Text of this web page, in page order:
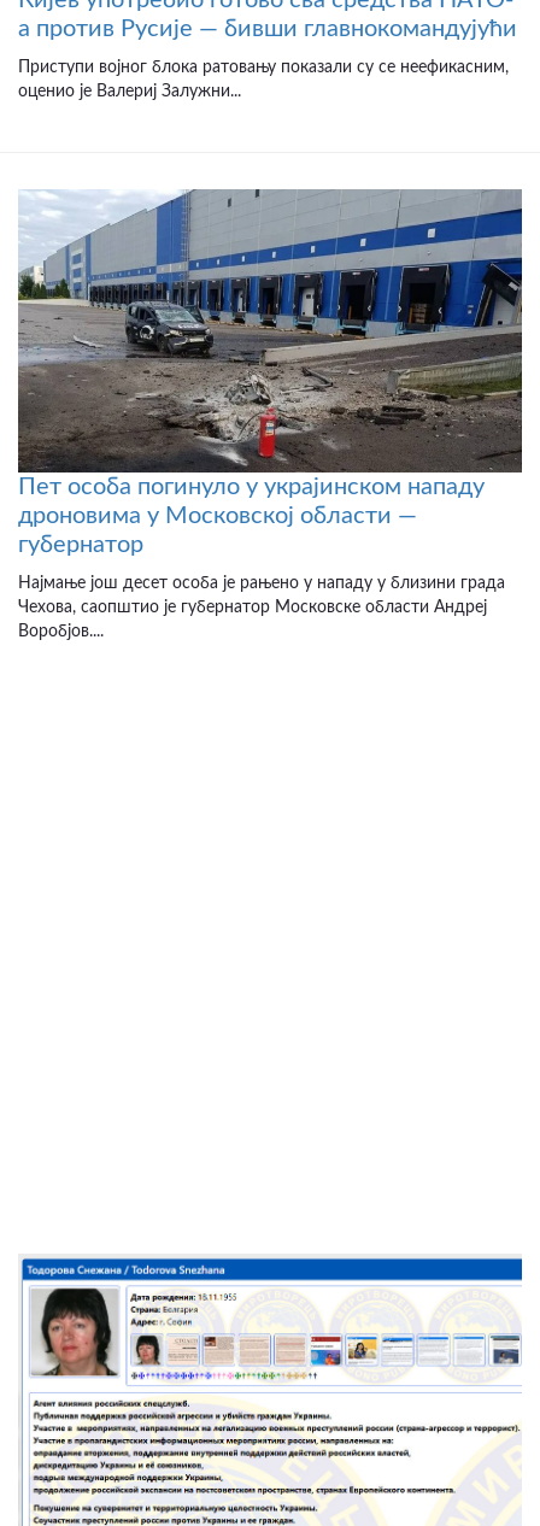
а против Русије — бивши главнокомандујући
Приступи војног блока ратовању показали су се неефикасним,
оценио је Валериј Залужни...
Пет особа погинуло у украјинском нападу
дроновима у Московској области —
губернатор
Најмање још десет особа је рањено у нападу у близини града
Чехова, саопштио је губернатор Московске области Андреј
Воробјов....